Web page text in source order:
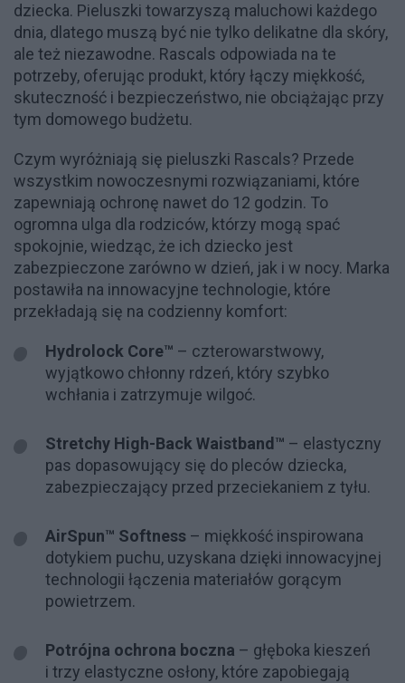
dziecka. Pieluszki towarzyszą maluchowi każdego
dnia, dlatego muszą być nie tylko delikatne dla skóry,
ale też niezawodne. Rascals odpowiada na te
potrzeby, oferując produkt, który łączy miękkość,
skuteczność i bezpieczeństwo, nie obciążając przy
tym domowego budżetu.
Czym wyróżniają się pieluszki Rascals? Przede
wszystkim nowoczesnymi rozwiązaniami, które
zapewniają ochronę nawet do 12 godzin. To
ogromna ulga dla rodziców, którzy mogą spać
spokojnie, wiedząc, że ich dziecko jest
zabezpieczone zarówno w dzień, jak i w nocy. Marka
postawiła na innowacyjne technologie, które
przekładają się na codzienny komfort:
Hydrolock Core™ – czterowarstwowy,
wyjątkowo chłonny rdzeń, który szybko
wchłania i zatrzymuje wilgoć.
Stretchy High-Back Waistband™ – elastyczny
pas dopasowujący się do pleców dziecka,
zabezpieczający przed przeciekaniem z tyłu.
AirSpun™ Softness – miękkość inspirowana
dotykiem puchu, uzyskana dzięki innowacyjnej
technologii łączenia materiałów gorącym
powietrzem.
Potrójna ochrona boczna – głęboka kieszeń
i trzy elastyczne osłony, które zapobiegają